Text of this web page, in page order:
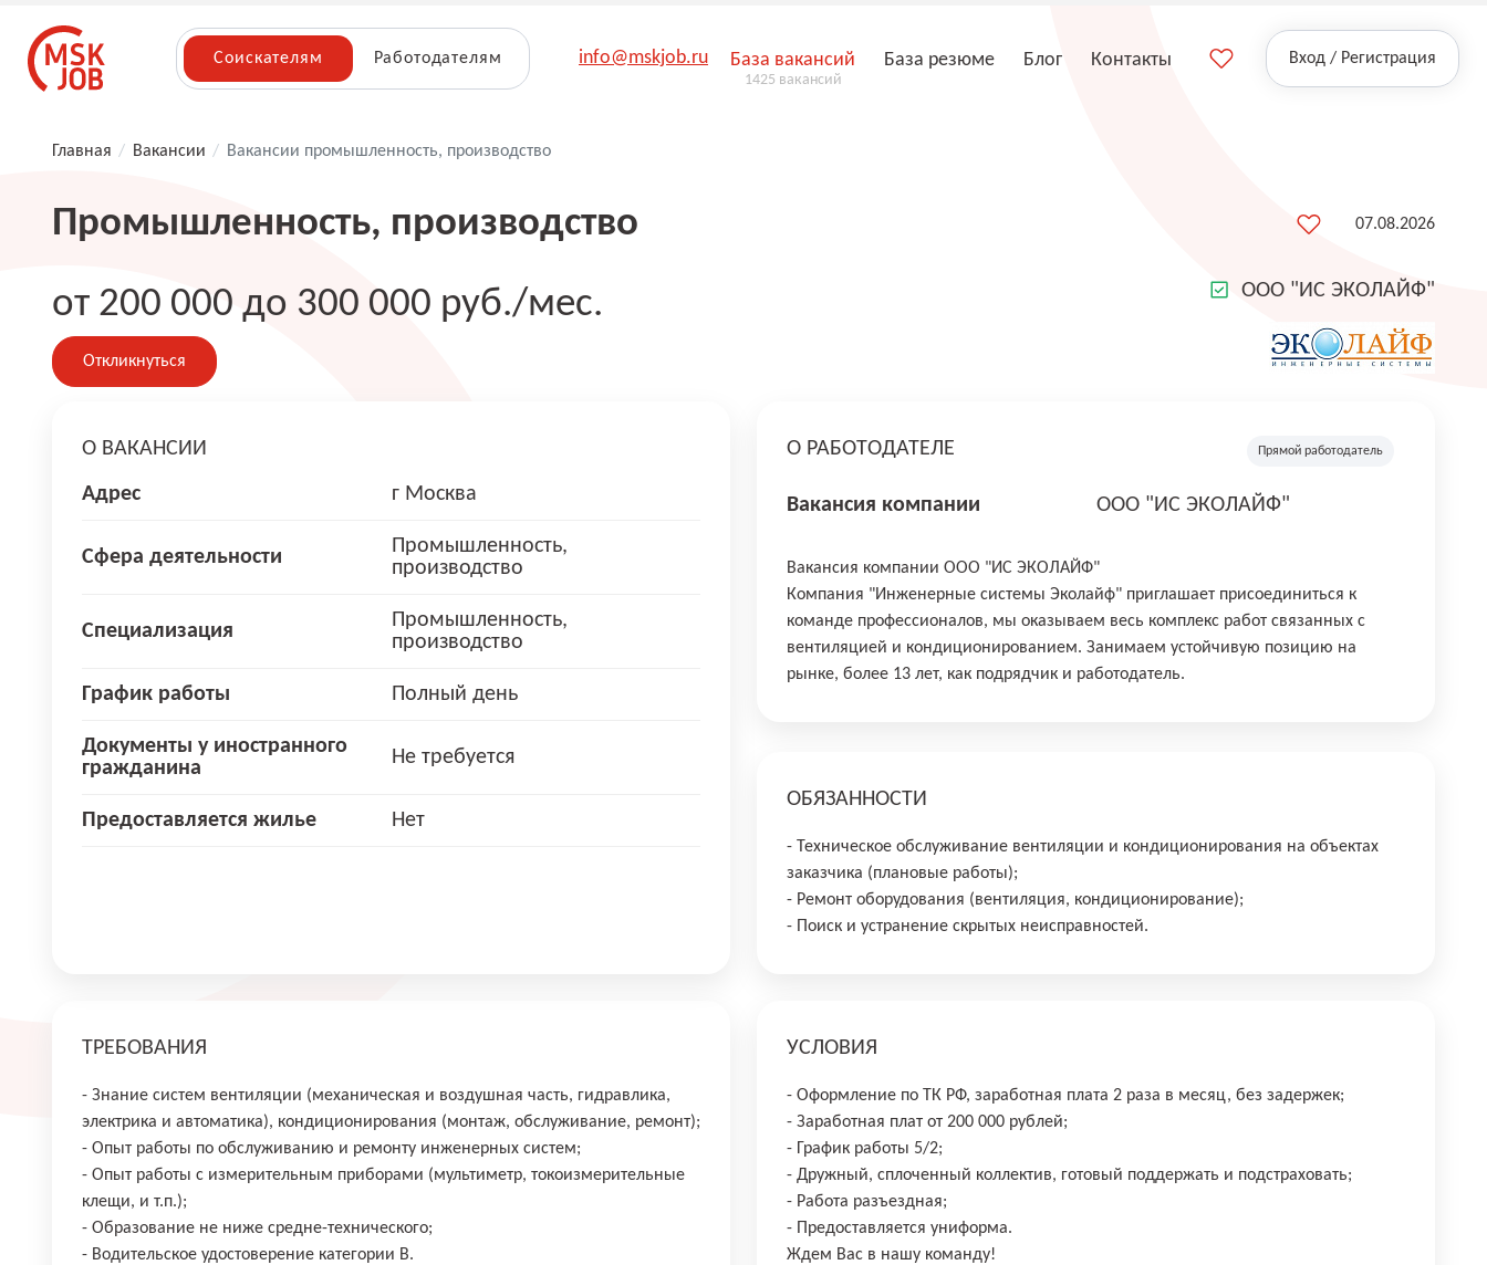
Соискателям Работодателям info@mskjob.ru База вакансий
1425 вакансий
База резюме Блог Контакты Вход / Регистрация
Главная / Вакансии / Вакансии промышленность, производство
Промышленность, производство 07.08.2026
от 200 000 до 300 000 руб./мес.
Откликнуться
ООО "ИС ЭКОЛАЙФ"
О ВАКАНСИИ
Адрес г Москва
Сфера деятельности
Промышленность,
производство
Специализация
Промышленность,
производство
График работы Полный день
Документы у иностранного
гражданина
Не требуется
Предоставляется жилье Нет
О РАБОТОДАТЕЛЕ Прямой работодатель
Вакансия компании ООО "ИС ЭКОЛАЙФ"
Вакансия компании ООО "ИС ЭКОЛАЙФ"
Компания "Инженерные системы Эколайф" приглашает присоединиться к
команде профессионалов, мы оказываем весь комплекс работ связанных с
вентиляцией и кондиционированием. Занимаем устойчивую позицию на
рынке, более 13 лет, как подрядчик и работодатель.
ОБЯЗАННОСТИ
- Техническое обслуживание вентиляции и кондиционирования на объектах
заказчика (плановые работы);
- Ремонт оборудования (вентиляция, кондиционирование);
- Поиск и устранение скрытых неисправностей.
ТРЕБОВАНИЯ
- Знание систем вентиляции (механическая и воздушная часть, гидравлика,
электрика и автоматика), кондиционирования (монтаж, обслуживание, ремонт);
- Опыт работы по обслуживанию и ремонту инженерных систем;
- Опыт работы с измерительным приборами (мультиметр, токоизмерительные
клещи, и т.п.);
- Образование не ниже средне-технического;
- Водительское удостоверение категории В.
УСЛОВИЯ
- Оформление по ТК РФ, заработная плата 2 раза в месяц, без задержек;
- Заработная плат от 200 000 рублей;
- График работы 5/2;
- Дружный, сплоченный коллектив, готовый поддержать и подстраховать;
- Работа разъездная;
- Предоставляется униформа.
Ждем Вас в нашу команду!